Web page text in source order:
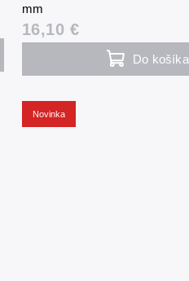
mm
16,10 €
Do košíka
Novinka